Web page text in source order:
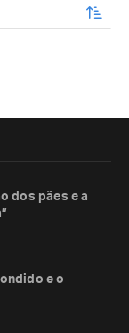
enviar
dos pães e a
e o